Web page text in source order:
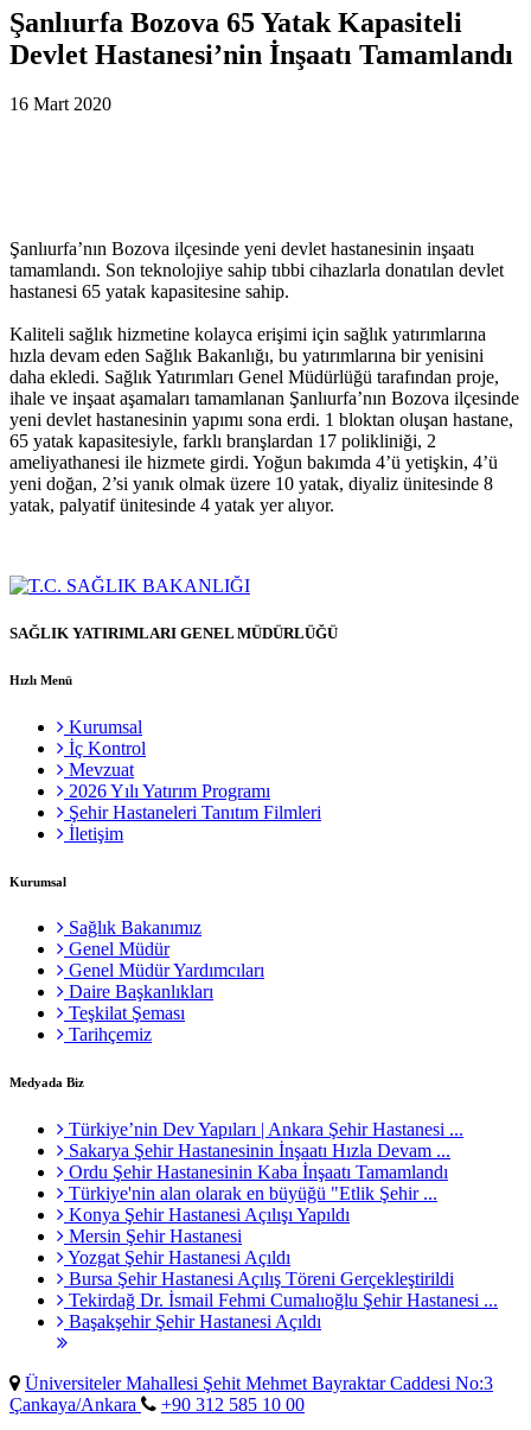
Şanlıurfa Bozova 65 Yatak Kapasiteli
Devlet Hastanesi’nin İnşaatı Tamamlandı
16 Mart 2020
Şanlıurfa’nın Bozova ilçesinde yeni devlet hastanesinin inşaatı
tamamlandı. Son teknolojiye sahip tıbbi cihazlarla donatılan devlet
hastanesi 65 yatak kapasitesine sahip.
Kaliteli sağlık hizmetine kolayca erişimi için sağlık yatırımlarına
hızla devam eden Sağlık Bakanlığı, bu yatırımlarına bir yenisini
daha ekledi. Sağlık Yatırımları Genel Müdürlüğü tarafından proje,
ihale ve inşaat aşamaları tamamlanan Şanlıurfa’nın Bozova ilçesinde
yeni devlet hastanesinin yapımı sona erdi. 1 bloktan oluşan hastane,
65 yatak kapasitesiyle, farklı branşlardan 17 polikliniği, 2
ameliyathanesi ile hizmete girdi. Yoğun bakımda 4’ü yetişkin, 4’ü
yeni doğan, 2’si yanık olmak üzere 10 yatak, diyaliz ünitesinde 8
yatak, palyatif ünitesinde 4 yatak yer alıyor.
SAĞLIK YATIRIMLARI GENEL MÜDÜRLÜĞÜ
Hızlı Menü
Kurumsal
İç Kontrol
Mevzuat
2026 Yılı Yatırım Programı
Şehir Hastaneleri Tanıtım Filmleri
İletişim
Kurumsal
Sağlık Bakanımız
Genel Müdür
Genel Müdür Yardımcıları
Daire Başkanlıkları
Teşkilat Şeması
Tarihçemiz
Medyada Biz
Türkiye’nin Dev Yapıları | Ankara Şehir Hastanesi ...
Sakarya Şehir Hastanesinin İnşaatı Hızla Devam ...
Ordu Şehir Hastanesinin Kaba İnşaatı Tamamlandı
Türkiye'nin alan olarak en büyüğü "Etlik Şehir ...
Konya Şehir Hastanesi Açılışı Yapıldı
Mersin Şehir Hastanesi
Yozgat Şehir Hastanesi Açıldı
Bursa Şehir Hastanesi Açılış Töreni Gerçekleştirildi
Tekirdağ Dr. İsmail Fehmi Cumalıoğlu Şehir Hastanesi ...
Başakşehir Şehir Hastanesi Açıldı
Üniversiteler Mahallesi Şehit Mehmet Bayraktar Caddesi No:3
Çankaya/Ankara
+90 312 585 10 00